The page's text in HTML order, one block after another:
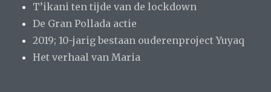
T’ikani ten tijde van de lockdown
De Gran Pollada actie
2019; 10-jarig bestaan ouderenproject Yuyaq
Het verhaal van Maria